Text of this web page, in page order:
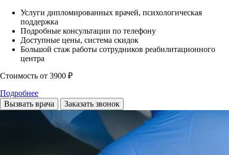
Услуги дипломированных врачей, психологическая
поддержка
Подробные консультации по телефону
Доступные цены, система скидок
Большой стаж работы сотрудников реабилитационного
центра
Стоимость от 3900 ₽
Подробнее
Вызвать врача
Заказать звонок